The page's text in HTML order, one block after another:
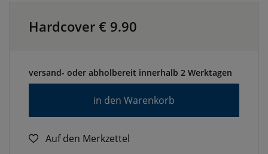
Hardcover € 9.90
versand- oder abholbereit innerhalb 2 Werktagen
in den Warenkorb
Auf den Merkzettel